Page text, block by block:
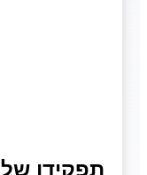
תפקידו של